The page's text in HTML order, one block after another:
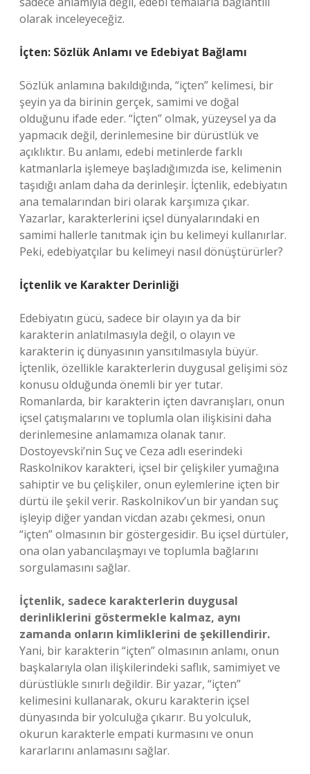
olarak inceleyeceğiz.
İçten: Sözlük Anlamı ve Edebiyat Bağlamı
Sözlük anlamına bakıldığında, “içten” kelimesi, bir
şeyin ya da birinin gerçek, samimi ve doğal
olduğunu ifade eder. “İçten” olmak, yüzeysel ya da
yapmacık değil, derinlemesine bir dürüstlük ve
açıklıktır. Bu anlamı, edebi metinlerde farklı
katmanlarla işlemeye başladığımızda ise, kelimenin
taşıdığı anlam daha da derinleşir. İçtenlik, edebiyatın
ana temalarından biri olarak karşımıza çıkar.
Yazarlar, karakterlerini içsel dünyalarındaki en
samimi hallerle tanıtmak için bu kelimeyi kullanırlar.
Peki, edebiyatçılar bu kelimeyi nasıl dönüştürürler?
İçtenlik ve Karakter Derinliği
Edebiyatın gücü, sadece bir olayın ya da bir
karakterin anlatılmasıyla değil, o olayın ve
karakterin iç dünyasının yansıtılmasıyla büyür.
İçtenlik, özellikle karakterlerin duygusal gelişimi söz
konusu olduğunda önemli bir yer tutar.
Romanlarda, bir karakterin içten davranışları, onun
içsel çatışmalarını ve toplumla olan ilişkisini daha
derinlemesine anlamamıza olanak tanır.
Dostoyevski’nin Suç ve Ceza adlı eserindeki
Raskolnikov karakteri, içsel bir çelişkiler yumağına
sahiptir ve bu çelişkiler, onun eylemlerine içten bir
dürtü ile şekil verir. Raskolnikov’un bir yandan suç
işleyip diğer yandan vicdan azabı çekmesi, onun
“içten” olmasının bir göstergesidir. Bu içsel dürtüler,
ona olan yabancılaşmayı ve toplumla bağlarını
sorgulamasını sağlar.
İçtenlik, sadece karakterlerin duygusal
derinliklerini göstermekle kalmaz, aynı
zamanda onların kimliklerini de şekillendirir.
Yani, bir karakterin “içten” olmasının anlamı, onun
başkalarıyla olan ilişkilerindeki saflık, samimiyet ve
dürüstlükle sınırlı değildir. Bir yazar, “içten”
kelimesini kullanarak, okuru karakterin içsel
dünyasında bir yolculuğa çıkarır. Bu yolculuk,
okurun karakterle empati kurmasını ve onun
kararlarını anlamasını sağlar.